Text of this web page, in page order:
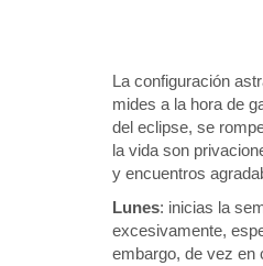
La configuración
mides a la hora de
del eclipse, se
la vida son
y encuentros
Lunes: inicias la
excesivamente,
embargo, de vez en